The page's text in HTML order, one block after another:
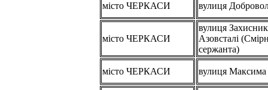
місто ЧЕРКАСИ вулиця
місто ЧЕРКАСИ
вулиця
Азовсталі
сержанта)
місто ЧЕРКАСИ вулиця Максима